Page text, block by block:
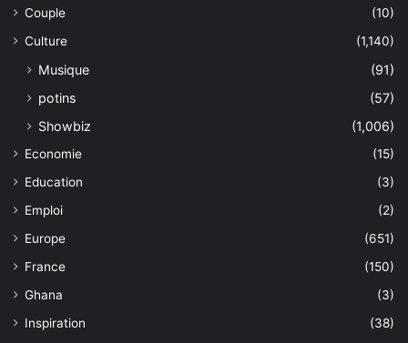
Couple
(10)
Culture
(1,140)
Musique
(91)
potins
(57)
Showbiz
(1,006)
Economie
(15)
Education
(3)
Emploi
(2)
Europe
(651)
France
(150)
Ghana
(3)
Inspiration
(38)